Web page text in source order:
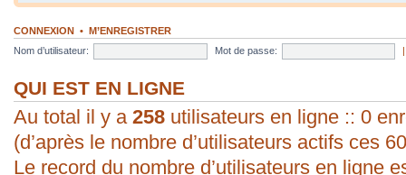
C'est le printemps ! Soleil chaleur...
en mars seulement !
sab - 09 Mar 2026, 19:56
bonjour ! vous arrivez à poster une
évident pour moi. Vive les P.C. ;).
CONNEXION • M’ENREGISTRER
Nom d’utilisateur:
Mot de passe:
QUI EST EN LIGNE
Au total il y a 258 utilisateurs en ligne :: 0
(d’après le nombre d’utilisateurs actifs ces
Le record du nombre d’utilisateurs en ligne